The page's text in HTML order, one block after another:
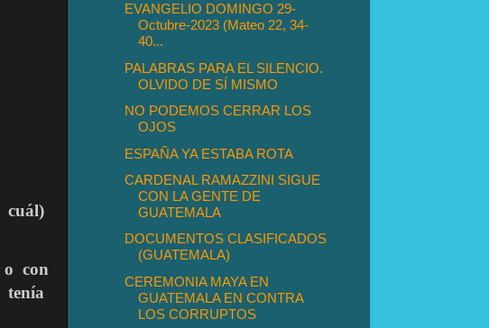
cuál)
o con
tenía
EVANGELIO DOMINGO 29-
Octubre-2023 (Mateo 22, 34-
40...
PALABRAS PARA EL SILENCIO.
OLVIDO DE SÍ MISMO
NO PODEMOS CERRAR LOS
OJOS
ESPAÑA YA ESTABA ROTA
CARDENAL RAMAZZINI SIGUE
CON LA GENTE DE
GUATEMALA
DOCUMENTOS CLASIFICADOS
(GUATEMALA)
CEREMONIA MAYA EN
GUATEMALA EN CONTRA
LOS CORRUPTOS